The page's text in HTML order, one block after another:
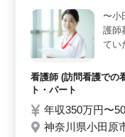
〜小
護師
てい
薬指
上！
ても
看護師 (訪問看護での
ト・パート
年収350万円〜
神奈川県小田原